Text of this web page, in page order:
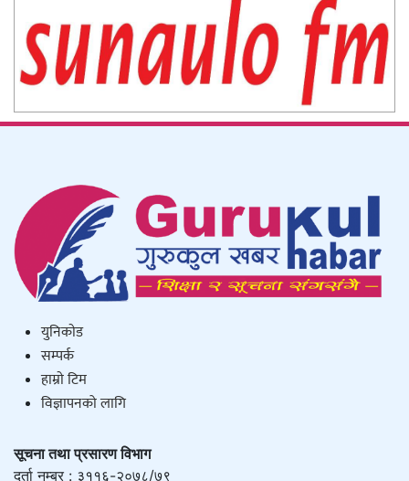
युनिकाेड
सम्पर्क
हाम्राे टिम
विज्ञापनको लागि
सूचना तथा प्रसारण विभाग
दर्ता नम्बर : ३११६-२०७८/७९